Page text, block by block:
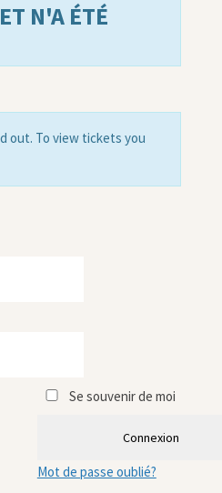
N'A ÉTÉ
out. To view tickets you
Se souvenir de moi
Connexion
Mot de passe oublié?